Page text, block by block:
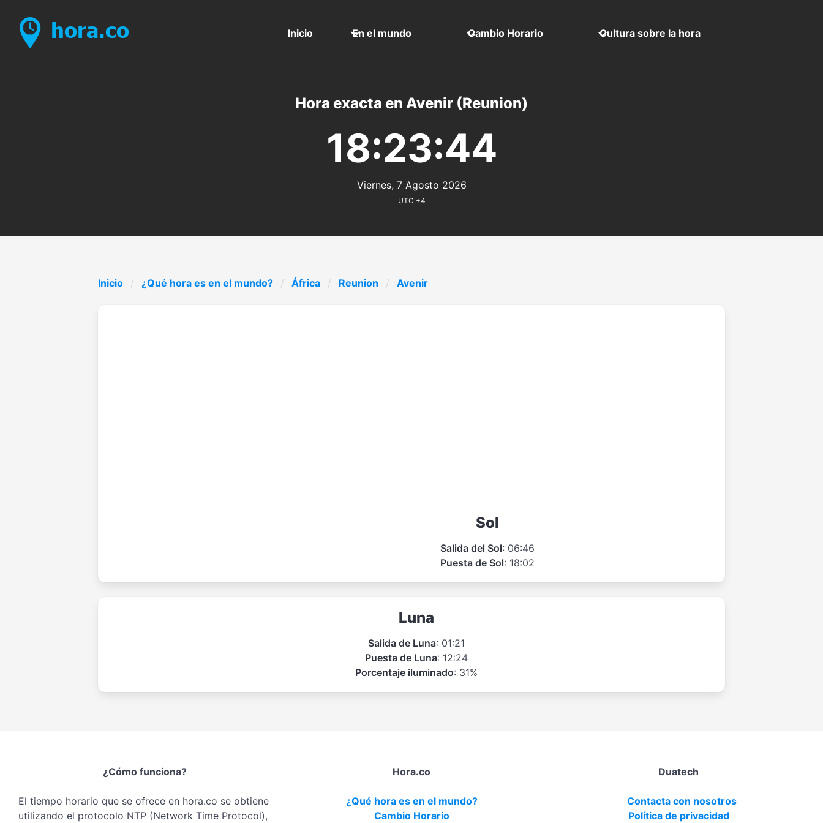
Inicio En el mundo Cambio Horario Cultura sobre la hora
Hora exacta en Avenir (Reunion)
18:23:44
Viernes, 7 Agosto 2026
UTC +4
Inicio ¿Qué hora es en el mundo? África Reunion Avenir
Sol
Salida del Sol: 06:46
Puesta de Sol: 18:02
Luna
Salida de Luna: 01:21
Puesta de Luna: 12:24
Porcentaje iluminado: 31%
¿Cómo funciona?
El tiempo horario que se ofrece en hora.co se obtiene
utilizando el protocolo NTP (Network Time Protocol),
Hora.co
¿Qué hora es en el mundo?
Cambio Horario
Duatech
Contacta con nosotros
Política de privacidad